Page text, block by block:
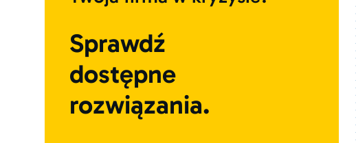
Sprawdź
dostępne
rozwiązania.